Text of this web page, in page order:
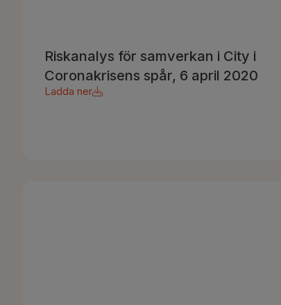
Riskanalys för samverkan i City i
Coronakrisens spår, 6 april 2020
Ladda ner